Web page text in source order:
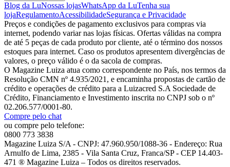
Blog da LuNossas lojasWhatsApp da LuTenha sua
lojaRegulamentoAcessibilidadeSegurança e Privacidade
Preços e condições de pagamento exclusivos para compras via
internet, podendo variar nas lojas físicas. Ofertas válidas na compra
de até 5 peças de cada produto por cliente, até o término dos nossos
estoques para internet. Caso os produtos apresentem divergências de
valores, o preço válido é o da sacola de compras.
O Magazine Luiza atua como correspondente no País, nos termos da
Resolução CMN nº 4.935/2021, e encaminha propostas de cartão de
crédito e operações de crédito para a Luizacred S.A Sociedade de
Crédito, Financiamento e Investimento inscrita no CNPJ sob o nº
02.206.577/0001-80.
Compre pelo chat
ou compre pelo telefone:
0800 773 3838
Magazine Luiza S/A - CNPJ: 47.960.950/1088-36 - Endereço: Rua
Arnulfo de Lima, 2385 - Vila Santa Cruz, Franca/SP - CEP 14.403-
471 ® Magazine Luiza – Todos os direitos reservados.